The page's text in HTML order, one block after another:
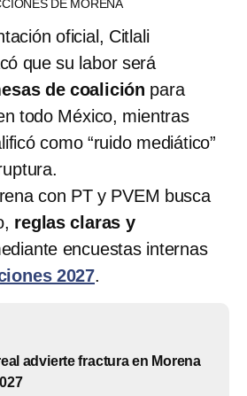
DE MORENA
oficial, Citlali
que su labor será
de coalición para
todo México, mientras
como “ruido mediático”
con PT y PVEM busca
reglas claras y
encuestas internas
2027.
advierte fractura en Morena